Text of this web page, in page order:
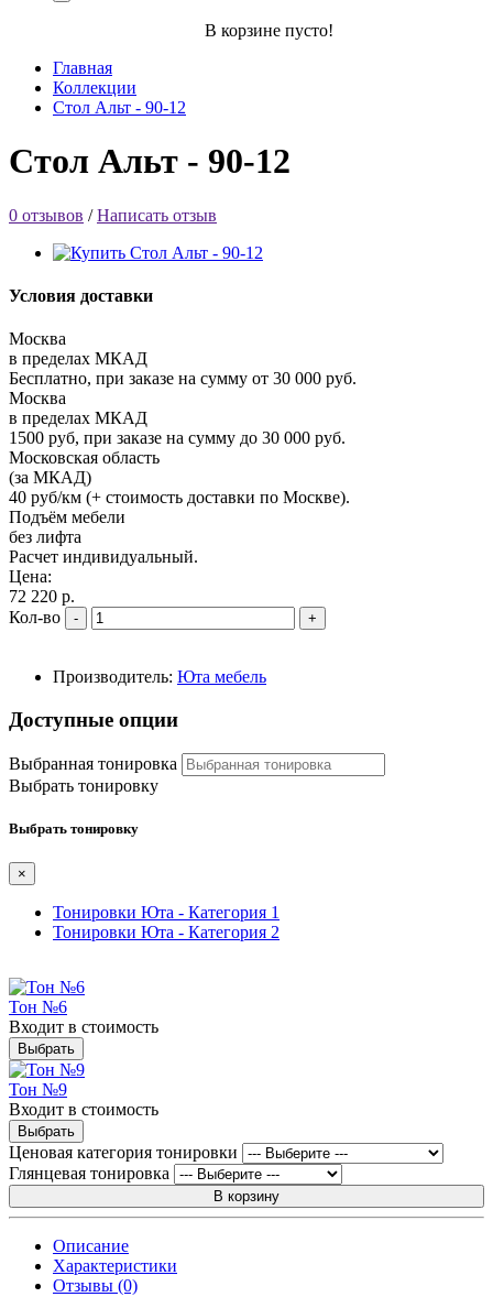
В корзине пусто!
Главная
Коллекции
Стол Альт - 90-12
Стол Альт - 90-12
0 отзывов /Написать отзыв
Условия доставки
Москва
в пределах МКАД
Бесплатно, при заказе на сумму от 30 000 руб.
Москва
в пределах МКАД
1500 руб, при заказе на сумму до 30 000 руб.
Московская область
(за МКАД)
40 руб/км (+ стоимость доставки по Москве).
Подъём мебели
без лифта
Расчет индивидуальный.
Цена:
72 220 р.
Кол-во
- +
Производитель: Юта мебель
Доступные опции
Выбранная тонировка
Выбрать тонировку
Выбрать тонировку
×
Тонировки Юта - Категория 1
Тонировки Юта - Категория 2
Тон №6
Входит в стоимость
Выбрать
Тон №9
Входит в стоимость
Выбрать
Ценовая категория тонировки
Глянцевая тонировка
В корзину
Описание
Характеристики
Отзывы (0)